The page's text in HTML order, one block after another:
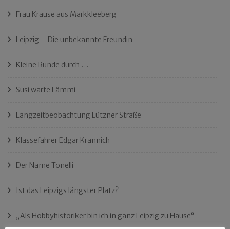
Frau Krause aus Markkleeberg
Leipzig – Die unbekannte Freundin
Kleine Runde durch …
Susi warte Lämmi
Langzeitbeobachtung Lützner Straße
Klassefahrer Edgar Krannich
Der Name Tonelli
Ist das Leipzigs längster Platz?
„Als Hobbyhistoriker bin ich in ganz Leipzig zu Hause“